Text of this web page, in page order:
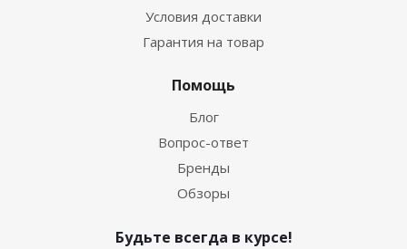
Условия доставки
Гарантия на товар
Помощь
Блог
Вопрос-ответ
Бренды
Обзоры
Будьте всегда в курсе!